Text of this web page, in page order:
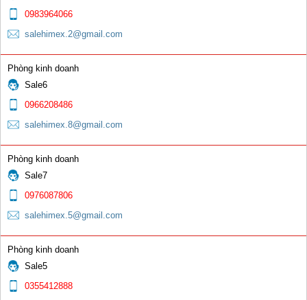
0983964066
salehimex.2@gmail.com
Phòng kinh doanh
Sale6
0966208486
salehimex.8@gmail.com
Phòng kinh doanh
Sale7
0976087806
salehimex.5@gmail.com
Phòng kinh doanh
Sale5
0355412888